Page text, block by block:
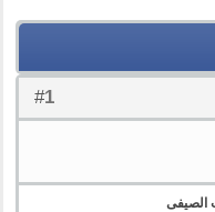
#
1